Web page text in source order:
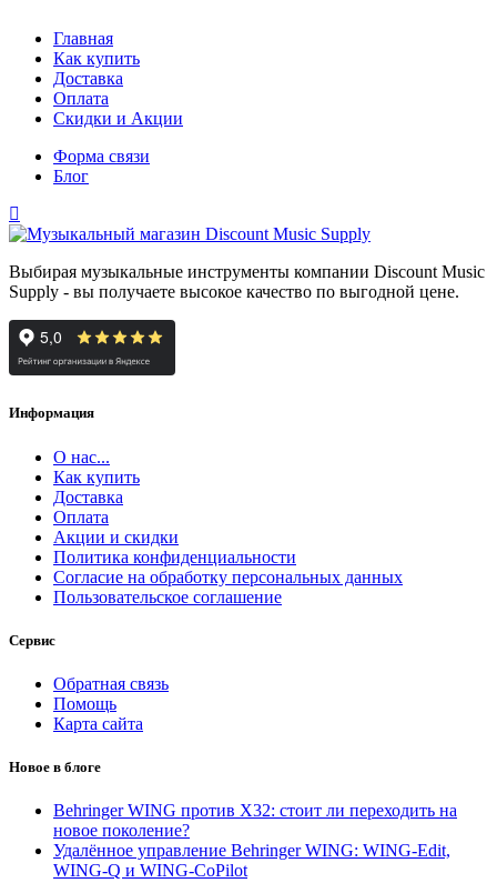
Главная
Как купить
Доставка
Оплата
Скидки и Акции
Форма связи
Блог
Выбирая музыкальные инструменты компании Discount Music
Supply - вы получаете высокое качество по выгодной цене.
Информация
О нас...
Как купить
Доставка
Оплата
Акции и скидки
Политика конфиденциальности
Согласие на обработку персональных данных
Пользовательское соглашение
Сервис
Обратная связь
Помощь
Карта сайта
Новое в блоге
Behringer WING против X32: стоит ли переходить на
новое поколение?
Удалённое управление Behringer WING: WING-Edit,
WING-Q и WING-CoPilot